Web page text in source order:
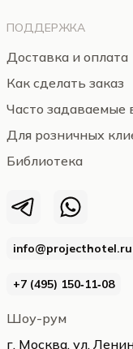
info@projecthotel.ru
+7 (495) 150‑11‑08
Шоу-рум
г. Москва, ул.
ПОДДЕРЖКА
Доставка и оплата
Как сделать заказ
Часто задаваемые
Для розничных
Библиотека